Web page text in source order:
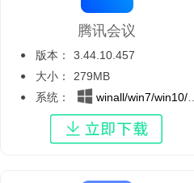
腾讯会议
版本：
3.44.10.457
大小：
279MB
系统：
winall/win7/win10/win11